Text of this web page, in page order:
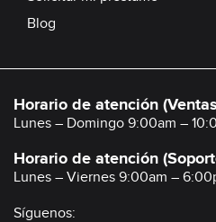
Blog
Horario de atención
Lunes – Domingo 9:00am –
Horario de atención
Lunes – Viernes 9:00am –
Síguenos: